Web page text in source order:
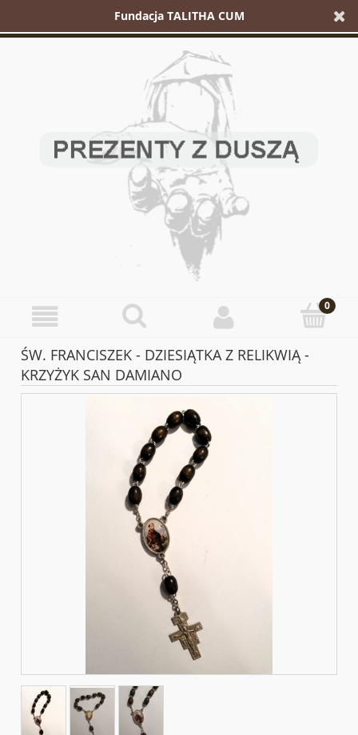
Fundacja TALITHA CUM
ŚW. FRANCISZEK - DZIESIĄTKA Z RELIKWIĄ -
KRZYŻYK SAN DAMIANO